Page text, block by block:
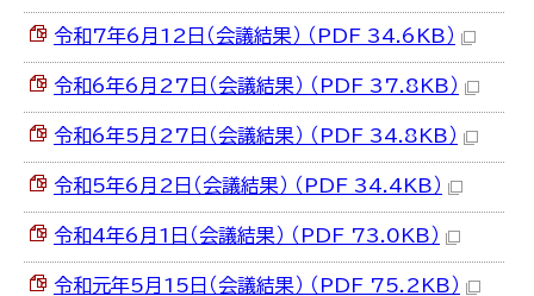
令和7年6月12日（会議結果） （PDF 34.6KB）
令和6年6月27日（会議結果） （PDF 37.8KB）
令和6年5月27日（会議結果） （PDF 34.8KB）
令和5年6月2日（会議結果） （PDF 34.4KB）
令和4年6月1日（会議結果） （PDF 73.0KB）
令和元年5月15日（会議結果） （PDF 75.2KB）